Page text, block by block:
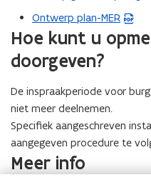
P
F
b
s
t
a
n
d
Ontwerp plan-MER
(
P
F
b
e
s
t
n
Hoe kunt u
doorgeven?
De inspraakperiode voor
niet meer deelnemen.
Specifiek aangeschreven
aangegeven procedure te
Meer info